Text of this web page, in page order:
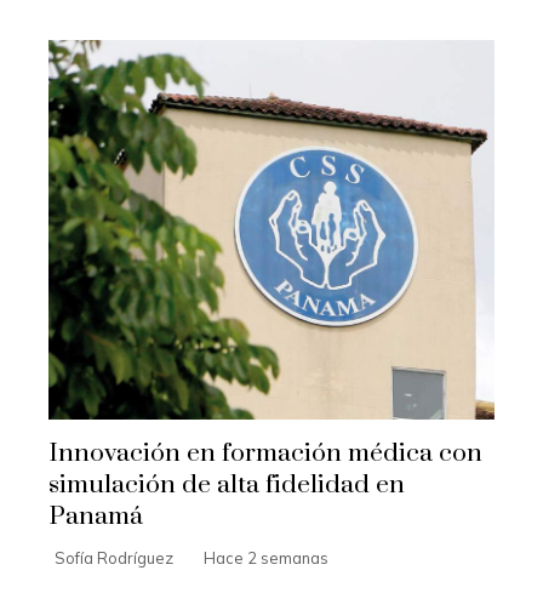
Innovación en formación médica con
simulación de alta fidelidad en
Panamá
Sofía Rodríguez Hace 2 semanas